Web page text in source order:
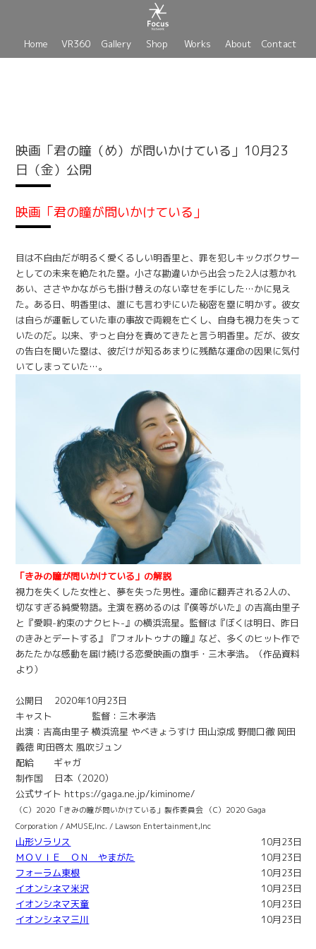
Home VR360 Gallery Shop Works About Contact
映画「君の瞳（め）が問いかけている」10月23
日（金）公開
映画「君の瞳が問いかけている」
目は不自由だが明るく愛くるしい明香里と、罪を犯しキックボクサー
としての未来を絶たれた塁。小さな勘違いから出会った2人は惹かれ
あい、ささやかながらも掛け替えのない幸せを手にした…かに見え
た。ある日、明香里は、誰にも言わずにいた秘密を塁に明かす。彼女
は自らが運転していた車の事故で両親を亡くし、自身も視力を失って
いたのだ。以来、ずっと自分を責めてきたと言う明香里。だが、彼女
の告白を聞いた塁は、彼だけが知るあまりに残酷な運命の因果に気付
いてしまっていた…。
「きみの瞳が問いかけている」の解説
視力を失くした女性と、夢を失った男性。運命に翻弄される2人の、
切なすぎる純愛物語。主演を務めるのは『僕等がいた』の吉高由里子
と『愛唄-約束のナクヒト-』の横浜流星。監督は『ぼくは明日、昨日
のきみとデートする』『フォルトゥナの瞳』など、多くのヒット作で
あたたかな感動を届け続ける恋愛映画の旗手・三木孝浩。（作品資料
より）
公開日 2020年10月23日
キャスト 監督：三木孝浩
出演：吉高由里子 横浜流星 やべきょうすけ 田山涼成 野間口徹 岡田
義徳 町田啓太 風吹ジュン
配給 ギャガ
制作国 日本（2020）
公式サイト https://gaga.ne.jp/kiminome/
（C）2020「きみの瞳が問いかけている」製作委員会 （C）2020 Gaga
Corporation / AMUSE,Inc. / Lawson Entertainment,Inc
山形ソラリス
10月23日公
ＭＯＶＩＥ ＯＮ やまがた
10月23日公
フォーラム東根
10月23日公
イオンシネマ米沢
10月23日公
イオンシネマ天童
10月23日公
イオンシネマ三川
10月23日公